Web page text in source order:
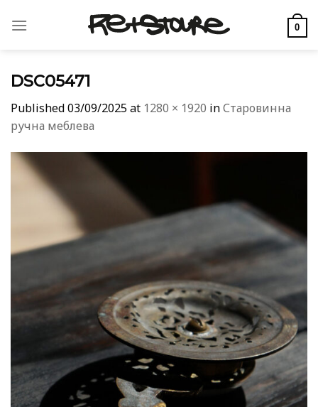
0
DSC05471
Published03/09/2025at 1280 × 1920 inСтаровинна
ручна меблева